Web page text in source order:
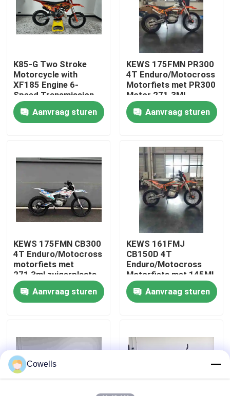
Huis
Ongeveer ons
Fabrieksreis
Contacteer ons
bloggen
Twee Motorfietsen van Slagenduro
K85-G Two Stroke
Motorcycle with
XF185 Engine 6-
Speed Transmission
and Professional
Suspension for Off-
Road Adventure
Aanvraag sturen
KEWS 175FMN PR300
4T Enduro/Motocross
Motorfiets met PR300
Motor 271.3ML
Cilinderinhoud en
Elektrische Start
Aanvraag sturen
KEWS 175FMN CB300
4T Enduro/Motocross
motorfiets met
271,3ml zuigerplaats
Motocrossfiets
Aanvraag sturen
KEWS 161FMJ
CB150D 4T
Enduro/Motocross
Motorfiets met 145ML
Cilinderinhoud
Elektrische+Kick Start
en 5 Versnellingen
Aanvraag sturen
Cowells